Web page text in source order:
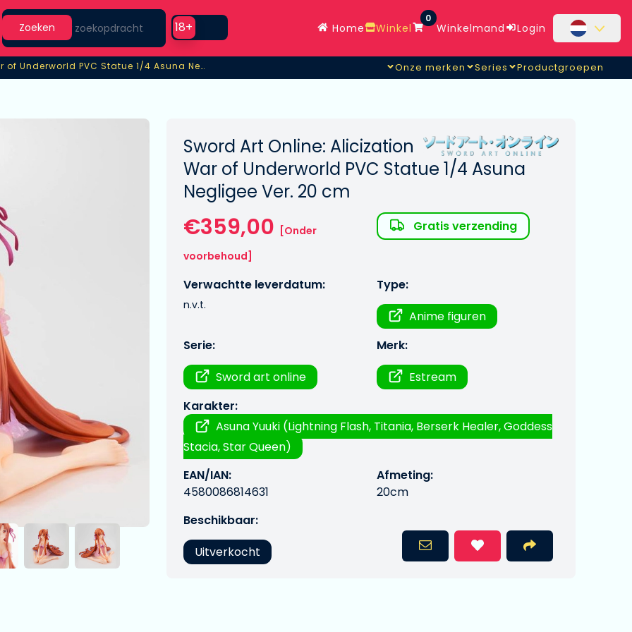
Search
Zoeken
Use setting
18+ Home Winkel
0
Winkelmand Login
Underworld PVC Statue 1/4 Asuna Negligee Ver.
: Alicization War of Underworld PVC Statue 1/4 Asuna Negligee Ver. Onze merken Series Productgroepen
Sword Art Online: Alicization
War of Underworld PVC Statue 1/4 Asuna
Negligee Ver. 20 cm
€359,00 [Onder
voorbehoud]
Gratis verzending
Verwachtte leverdatum:
n.v.t.
Type:
Anime figuren
Serie:
Sword art online
Merk:
Estream
Karakter:
Asuna Yuuki (Lightning Flash, Titania, Berserk Healer, Goddess
Stacia, Star Queen)
EAN/IAN:
4580086814631
Afmeting:
20cm
Beschikbaar:
Uitverkocht